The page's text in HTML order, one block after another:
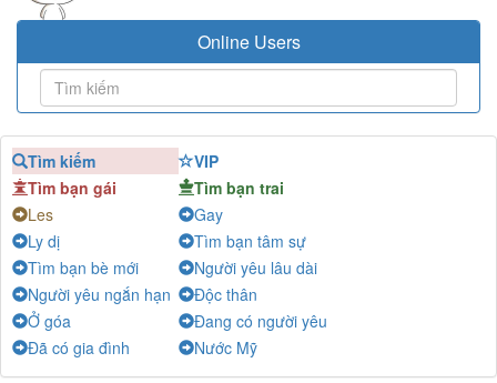
Online Users
Tìm kiếm
VIP
Tìm bạn gái
Tìm bạn trai
Les
Gay
Ly dị
Tìm bạn tâm sự
Tìm bạn bè mới
Người yêu lâu dài
Người yêu ngắn hạn
Độc thân
Ở góa
Đang có người yêu
Đã có gia đình
Nước Mỹ